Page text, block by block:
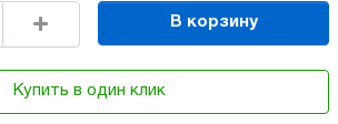
В корзину
Купить в один клик